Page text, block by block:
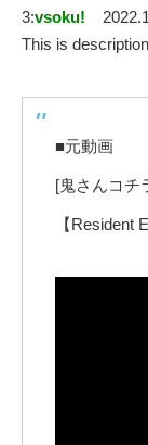
3:vsoku!
This is description
■元動画
[鬼さんコチ
【Resident